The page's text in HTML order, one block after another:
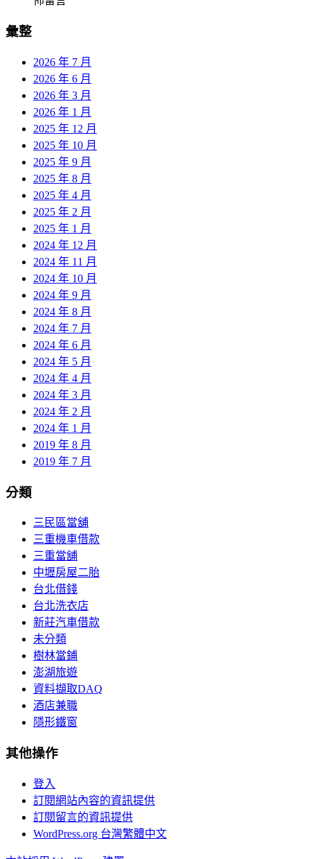
彙整
2026 年 7 月
2026 年 6 月
2026 年 3 月
2026 年 1 月
2025 年 12 月
2025 年 10 月
2025 年 9 月
2025 年 8 月
2025 年 4 月
2025 年 2 月
2025 年 1 月
2024 年 12 月
2024 年 11 月
2024 年 10 月
2024 年 9 月
2024 年 8 月
2024 年 7 月
2024 年 6 月
2024 年 5 月
2024 年 4 月
2024 年 3 月
2024 年 2 月
2024 年 1 月
2019 年 8 月
2019 年 7 月
分類
三民區當舖
三重機車借款
三重當舖
中壢房屋二胎
台北借錢
台北洗衣店
新莊汽車借款
未分類
樹林當鋪
澎湖旅遊
資料擷取DAQ
酒店兼職
隱形鐵窗
其他操作
登入
訂閱網站內容的資訊提供
訂閱留言的資訊提供
WordPress.org 台灣繁體中文